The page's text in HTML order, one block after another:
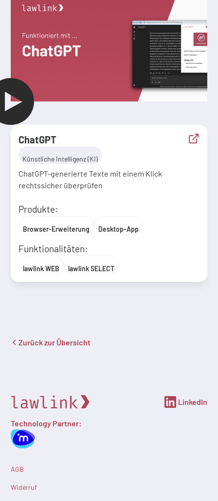
ChatGPT
Künstliche Intelligenz (KI)
ChatGPT-generierte Texte mit einem Klick
rechtssicher überprüfen
Produkte:
Browser-Erweiterung Desktop-App
Funktionalitäten:
lawlink WEB lawlink SELECT
Zurück zur Übersicht
LinkedIn
Technology Partner:
AGB
Widerruf